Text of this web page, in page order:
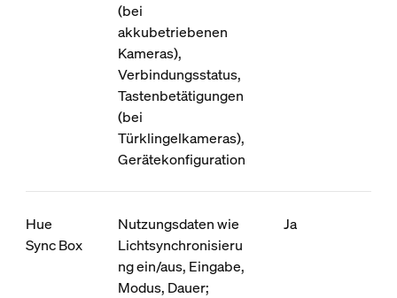
(bei
akkubetriebenen
Kameras),
Verbindungsstatus,
Tastenbetätigungen
(bei
Türklingelkameras),
Gerätekonfiguration
Hue
Sync Box
Nutzungsdaten wie
Lichtsynchronisieru
ng ein/aus, Eingabe,
Modus, Dauer;
Ja